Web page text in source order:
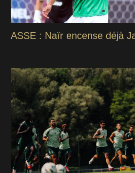
ASSE : Naïr encense déjà